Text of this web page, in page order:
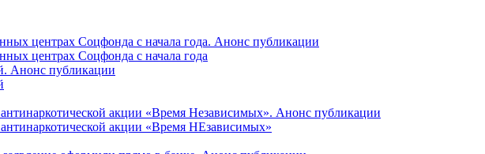
центрах Соцфонда с начала года. Анонс публикации
центрах Соцфонда с начала года
Анонс публикации
акции «Время Независимых». Анонс публикации
акции «Время НЕзависимых»